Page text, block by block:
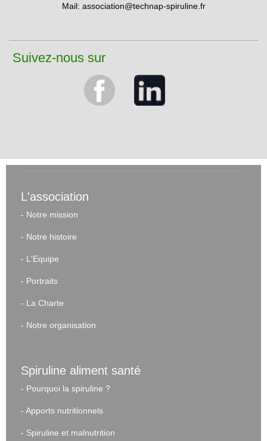
Mail: association@technap-spiruline.fr
Suivez-nous sur
L'association
- Notre mission
- Notre histoire
- L'Equipe
- Portraits
- La Charte
- Notre organisation
Spiruline aliment santé
- Pourquoi la spiruline ?
- Apports nutritionnels
- Spiruline et malnutrition